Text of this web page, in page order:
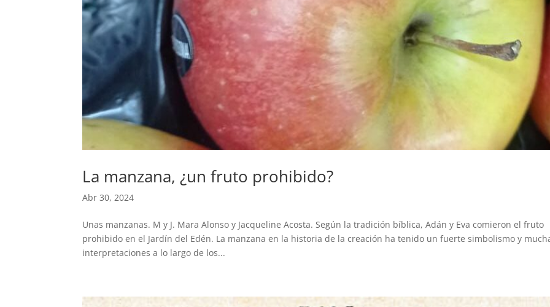
La manzana, ¿un fruto prohibido?
Abr 30, 2024
Unas manzanas. M y J. Mara Alonso y Jacqueline Acosta. Según la tradición bíblica, Adán y Eva comieron el fruto
prohibido en el Jardín del Edén. La manzana en la historia de la creación ha tenido un fuerte simbolismo y
interpretaciones a lo largo de los...